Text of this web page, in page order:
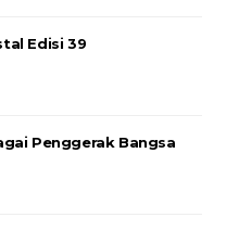
Edisi 39
Penggerak Bangsa